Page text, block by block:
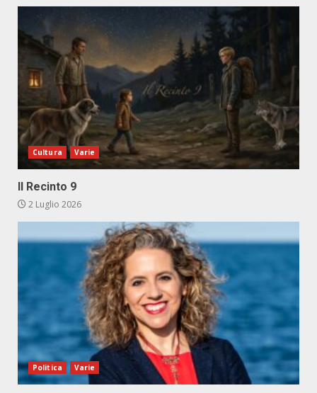
Cultura Varie
Il Recinto 9
2 Luglio 2026
Politica Varie